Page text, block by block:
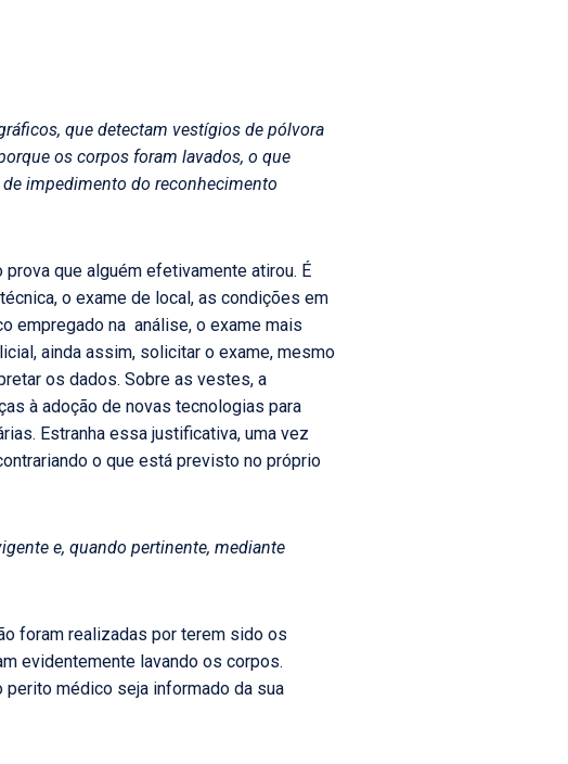
que detectam vestígios de pólvora
os corpos foram lavados, o que
impedimento do reconhecimento
que alguém efetivamente atirou. É
o exame de local, as condições em
empregado na análise, o exame mais
ainda assim, solicitar o exame, mesmo
os dados. Sobre as vestes, a
à adoção de novas tecnologias para
Estranha essa justificativa, uma vez
o que está previsto no próprio
e, quando pertinente, mediante
foram realizadas por terem sido os
evidentemente lavando os corpos.
perito médico seja informado da sua